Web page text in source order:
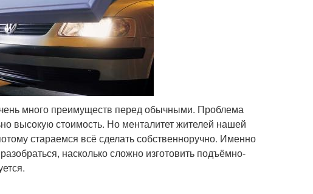
много преимуществ перед обычными. Проблема
высокую стоимость. Но менталитет жителей нашей
стараемся всё сделать собственноручно. Именно
насколько сложно изготовить подъёмно-